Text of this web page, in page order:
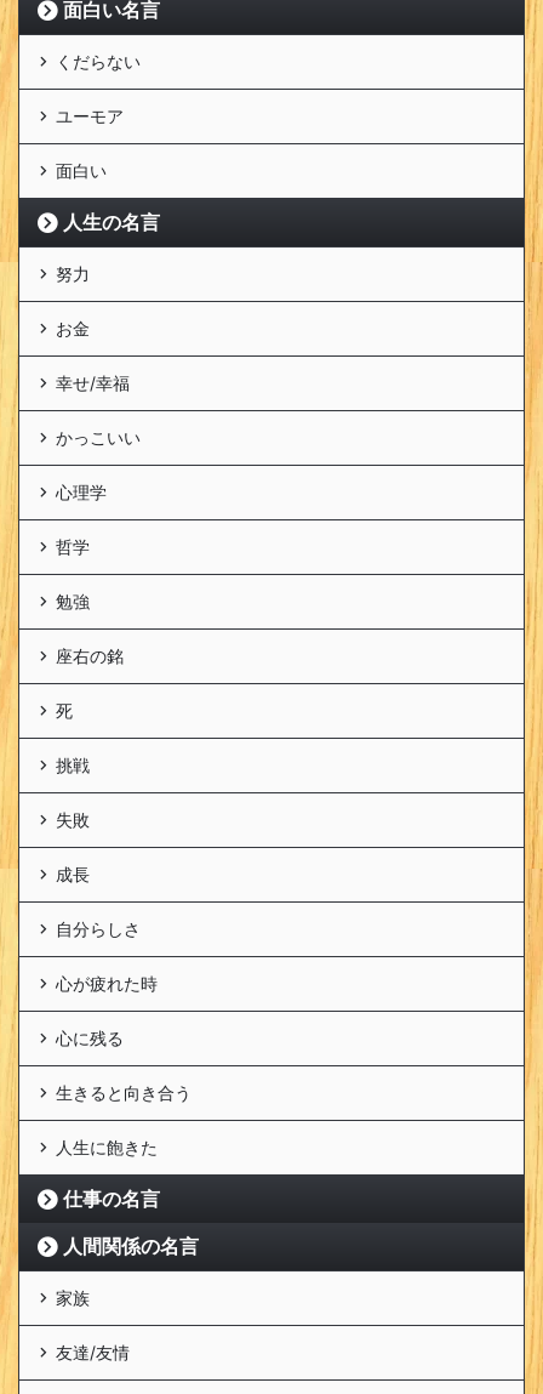
面白い名言
くだらない
ユーモア
面白い
人生の名言
努力
お金
幸せ/幸福
かっこいい
心理学
哲学
勉強
座右の銘
死
挑戦
失敗
成長
自分らしさ
心が疲れた時
心に残る
生きると向き合う
人生に飽きた
仕事の名言
人間関係の名言
家族
友達/友情